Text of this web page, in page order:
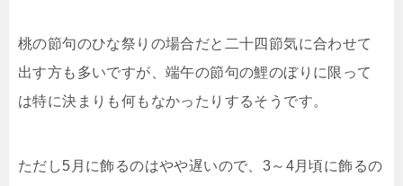
桃の節句のひな祭りの場合だと二十四節気に合わせて
出す方も多いですが、端午の節句の鯉のぼりに限って
は特に決まりも何もなかったりするそうです。
ただし5月に飾るのはやや遅いので、3～4月頃に飾るの